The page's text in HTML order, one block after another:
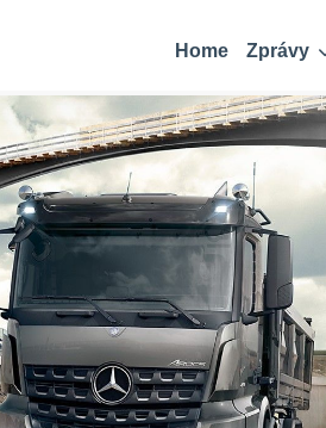
Home Zprávy